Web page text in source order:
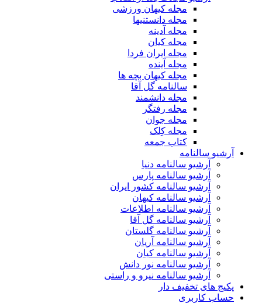
مجله کیهان ورزشی
مجله دانستنیها
مجله آدینه
مجله کیان
مجله ایران فردا
مجله آینده
مجله کیهان بچه ها
سالنامه گل آقا
مجله دانشمند
مجله رفتگر
مجله جوان
مجله کِلک
کتاب جمعه
آرشیو سالنامه
آرشیو سالنامه دنیا
آرشیو سالنامه پارس
آرشیو سالنامه کشور ایران
آرشیو سالنامه کیهان
آرشیو سالنامه اطلاعات
آرشیو سالنامه گل آقا
آرشیو سالنامه گلستان
آرشیو سالنامه آریان
آرشیو سالنامه کیان
آرشیو سالنامه نور دانش
آرشیو سالنامه نیرو و راستی
پکیج های تخفیف دار
حساب کاربری